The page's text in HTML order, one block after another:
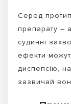
Серед
препарату –
судинні
ефекти
диспепсію,
зазвичай